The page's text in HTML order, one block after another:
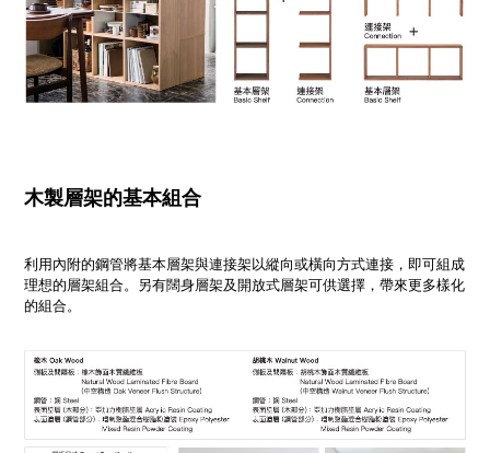
木製層架的基本組合
利用內附的鋼管將基本層架與連接架以縱向或橫向方式連接，即可組成
理想的層架組合。另有闊身層架及開放式層架可供選擇，帶來更多樣化
的組合。